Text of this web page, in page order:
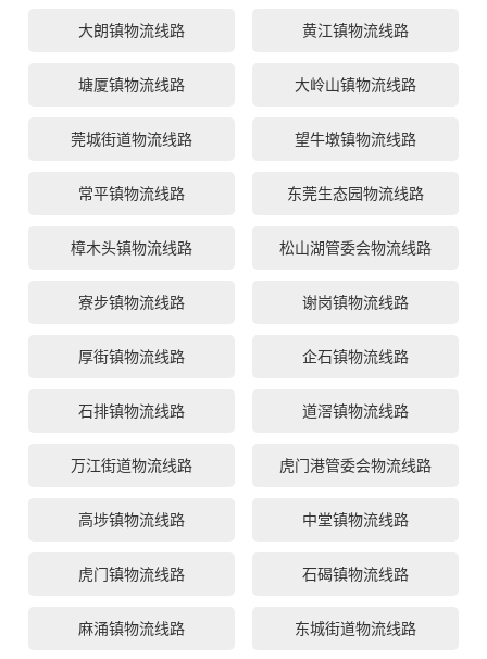
大朗镇物流线路 黄江镇物流线路
塘厦镇物流线路 大岭山镇物流线路
莞城街道物流线路 望牛墩镇物流线路
常平镇物流线路 东莞生态园物流线路
樟木头镇物流线路 松山湖管委会物流线路
寮步镇物流线路 谢岗镇物流线路
厚街镇物流线路 企石镇物流线路
石排镇物流线路 道滘镇物流线路
万江街道物流线路 虎门港管委会物流线路
高埗镇物流线路 中堂镇物流线路
虎门镇物流线路 石碣镇物流线路
麻涌镇物流线路 东城街道物流线路